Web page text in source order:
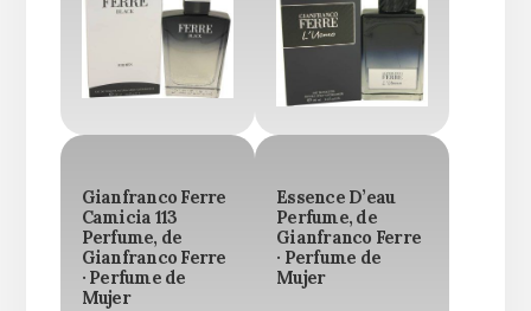
Gianfranco Ferre
Camicia 113
Perfume, de
Gianfranco Ferre
· Perfume de
Mujer
Essence D’eau
Perfume, de
Gianfranco Ferre
· Perfume de
Mujer